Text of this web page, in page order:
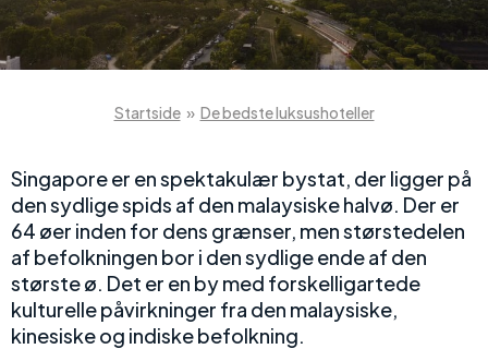
Startside » De bedste luksushoteller
Singapore er en spektakulær bystat, der ligger på
den sydlige spids af den malaysiske halvø. Der er
64 øer inden for dens grænser, men størstedelen
af befolkningen bor i den sydlige ende af den
største ø. Det er en by med forskelligartede
kulturelle påvirkninger fra den malaysiske,
kinesiske og indiske befolkning.